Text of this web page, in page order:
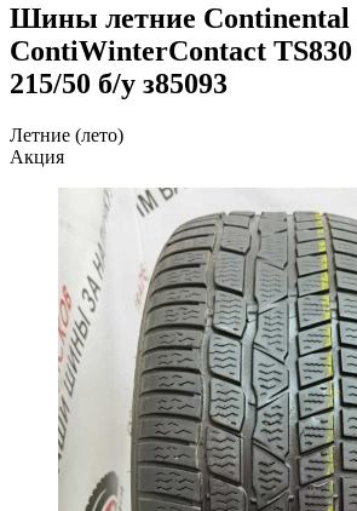
Шины летние Continental
ContiWinterContact TS830
215/50 б/у з85093
Летние (лето)
Акция